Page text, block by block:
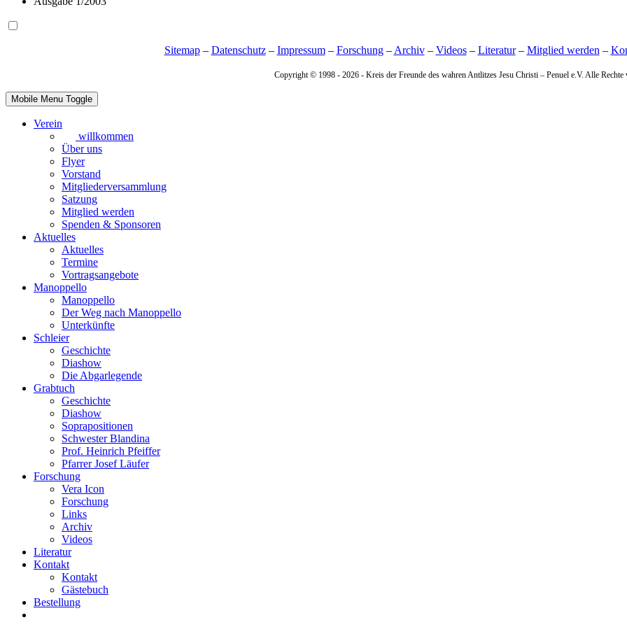
Sitemap– Datenschutz– Impressum– Forschung– Archiv– Videos– Literatur– Mitglied werden –
Copyright © 1998 - 2026 - Kreis der Freunde des wahren Antlitzes Jesu Christi – Penuel e.V. Alle Rechte
Mobile Menu Toggle
Verein
willkommen
Über uns
Flyer
Vorstand
Mitgliederversammlung
Satzung
Mitglied werden
Spenden & Sponsoren
Aktuelles
Aktuelles
Termine
Vortragsangebote
Manoppello
Manoppello
Der Weg nach Manoppello
Unterkünfte
Schleier
Geschichte
Diashow
Die Abgarlegende
Grabtuch
Geschichte
Diashow
Soprapositionen
Schwester Blandina
Prof. Heinrich Pfeiffer
Pfarrer Josef Läufer
Forschung
Vera Icon
Forschung
Links
Archiv
Videos
Literatur
Kontakt
Kontakt
Gästebuch
Bestellung